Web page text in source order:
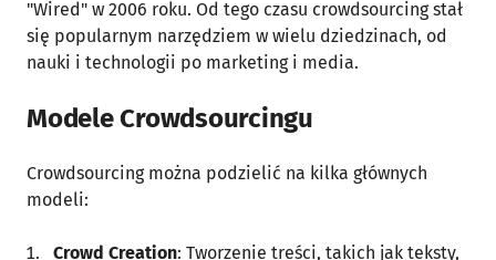
"Wired" w 2006 roku. Od tego czasu crowdsourcing stał
się popularnym narzędziem w wielu dziedzinach, od
nauki i technologii po marketing i media.
Modele Crowdsourcingu
Crowdsourcing można podzielić na kilka głównych
modeli:
Crowd Creation: Tworzenie treści, takich jak teksty,